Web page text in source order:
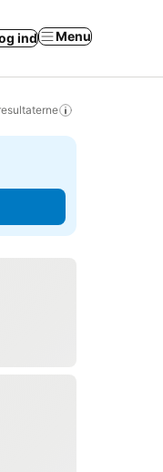
ind Menu